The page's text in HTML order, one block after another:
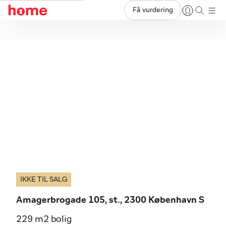
Få vurdering
IKKE TIL SALG
Amagerbrogade 105, st., 2300 København S
229 m2 bolig